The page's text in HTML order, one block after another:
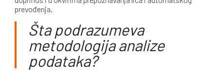
prevođenja.
Šta podrazumeva
metodologija analize
podataka?